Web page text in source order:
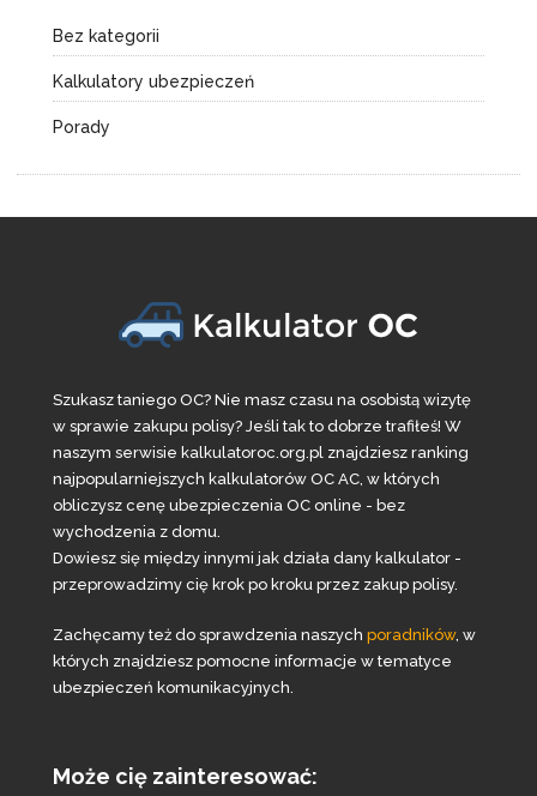
Bez kategorii
Kalkulatory ubezpieczeń
Porady
Szukasz taniego OC? Nie masz czasu na osobistą wizytę
w sprawie zakupu polisy? Jeśli tak to dobrze trafiłeś! W
naszym serwisie kalkulatoroc.org.pl znajdziesz ranking
najpopularniejszych kalkulatorów OC AC, w których
obliczysz cenę ubezpieczenia OC online - bez
wychodzenia z domu.
Dowiesz się między innymi jak działa dany kalkulator -
przeprowadzimy cię krok po kroku przez zakup polisy.
Zachęcamy też do sprawdzenia naszych poradników, w
których znajdziesz pomocne informacje w tematyce
ubezpieczeń komunikacyjnych.
Może cię zainteresować: